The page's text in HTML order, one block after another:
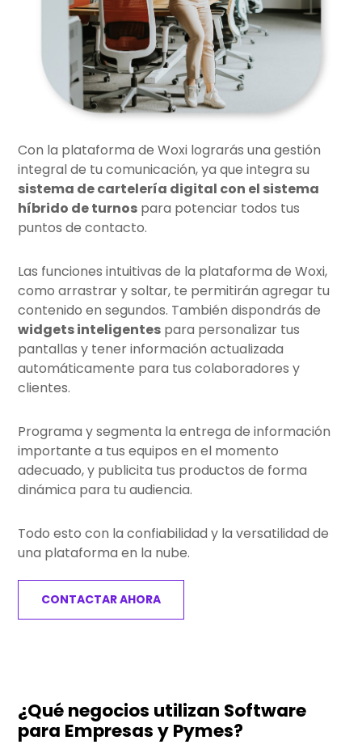
Con la plataforma de Woxi lograrás una gestión
integral de tu comunicación, ya que integra su
sistema de cartelería digital con el sistema
híbrido de turnos para potenciar todos tus
puntos de contacto.
Las funciones intuitivas de la plataforma de Woxi,
como arrastrar y soltar, te permitirán agregar tu
contenido en segundos. También dispondrás de
widgets inteligentes para personalizar tus
pantallas y tener información actualizada
automáticamente para tus colaboradores y
clientes.
Programa y segmenta la entrega de información
importante a tus equipos en el momento
adecuado, y publicita tus productos de forma
dinámica para tu audiencia.
Todo esto con la confiabilidad y la versatilidad de
una plataforma en la nube.
CONTACTAR AHORA
¿Qué negocios utilizan Software
para Empresas y Pymes?